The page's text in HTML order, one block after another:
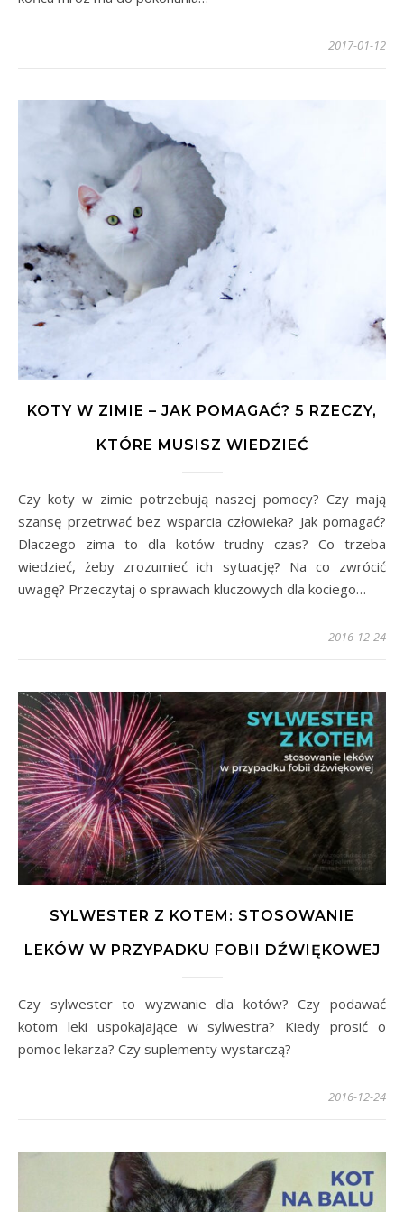
2017-01-12
KOTY W ZIMIE – JAK POMAGAĆ? 5 RZECZY,
KTÓRE MUSISZ WIEDZIEĆ
Czy koty w zimie potrzebują naszej pomocy? Czy mają
szansę przetrwać bez wsparcia człowieka? Jak pomagać?
Dlaczego zima to dla kotów trudny czas? Co trzeba
wiedzieć, żeby zrozumieć ich sytuację? Na co zwrócić
uwagę? Przeczytaj o sprawach kluczowych dla kociego…
2016-12-24
SYLWESTER Z KOTEM: STOSOWANIE
LEKÓW W PRZYPADKU FOBII DŹWIĘKOWEJ
Czy sylwester to wyzwanie dla kotów? Czy podawać
kotom leki uspokajające w sylwestra? Kiedy prosić o
pomoc lekarza? Czy suplementy wystarczą?
2016-12-24